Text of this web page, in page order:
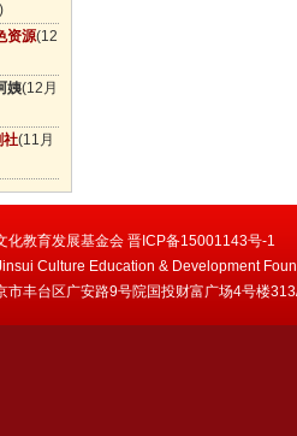
资源(12
姨(12月
社(11月
化教育发展基金会 晋ICP备15001143号-1
Culture Education & Development
市丰台区广安路9号院国投财富广场4号楼